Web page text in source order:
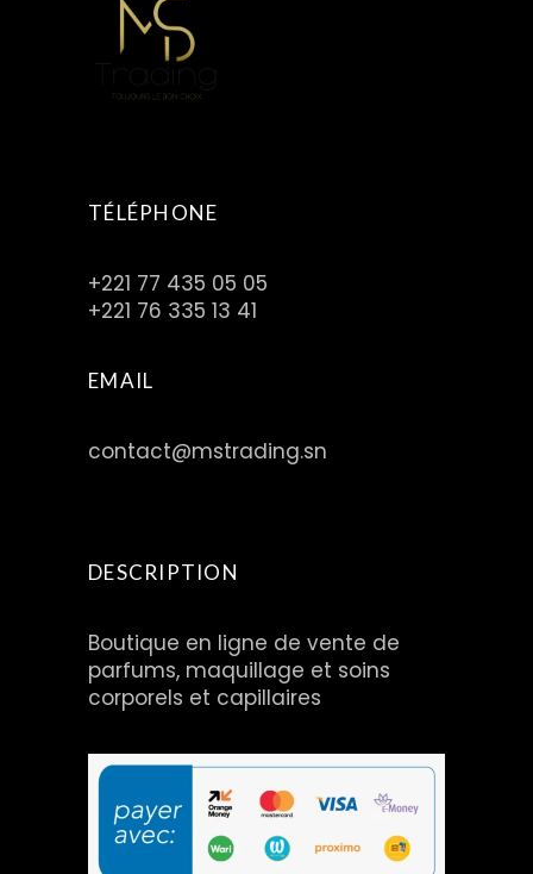
TÉLÉPHONE
+221 77 435 05 05
+221 76 335 13 41
EMAIL
contact@mstrading.sn
DESCRIPTION
Boutique en ligne de vente de
parfums, maquillage et soins
corporels et capillaires